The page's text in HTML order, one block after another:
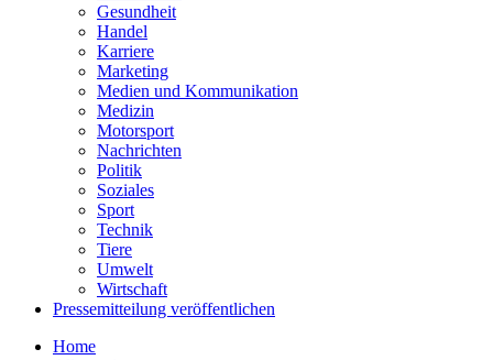
Gesundheit
Handel
Karriere
Marketing
Medien und Kommunikation
Medizin
Motorsport
Nachrichten
Politik
Soziales
Sport
Technik
Tiere
Umwelt
Wirtschaft
Pressemitteilung veröffentlichen
Home